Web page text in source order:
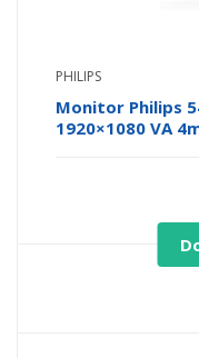
PHILIPS
Monitor Philips
1920×1080 VA